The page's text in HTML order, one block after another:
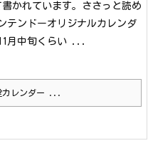
かれています。
ささっと読め
テンドーオリジナルカレンダ
月中旬くらい ...
レンダー ...